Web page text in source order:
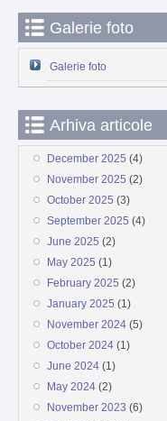
Galerie foto
Galerie foto
Arhiva articole
December 2025 (4)
November 2025 (2)
October 2025 (3)
September 2025 (4)
June 2025 (2)
May 2025 (1)
February 2025 (2)
January 2025 (1)
November 2024(5)
October 2024(1)
June 2024(1)
May 2024(2)
November 2023 (6)